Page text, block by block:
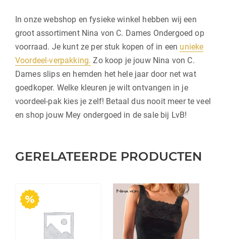
In onze webshop en fysieke winkel hebben wij een
groot assortiment Nina von C. Dames Ondergoed op
voorraad. Je kunt ze per stuk kopen of in een unieke
Voordeel-verpakking. Zo koop je jouw Nina von C.
Dames slips en hemden het hele jaar door net wat
goedkoper. Welke kleuren je wilt ontvangen in je
voordeel-pak kies je zelf! Betaal dus nooit meer te veel
en shop jouw Mey ondergoed in de sale bij LvB!
GERELATEERDE PRODUCTEN
Dit
product
heeft
meerdere